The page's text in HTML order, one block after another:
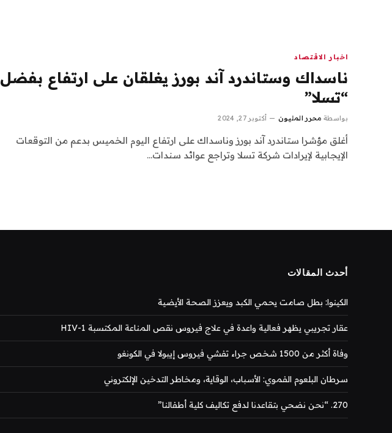
اخبار الاقتصاد
ناسداك وستاندرد آند بورز يغلقان على ارتفاع بفضل
“تسلا”
بواسطة محرر المليون أكتوبر 27, 2024
أغلق مؤشرا ستاندرد آند بورز وناسداك على ارتفاع اليوم الخميس بدعم من التوقعات
الإيجابية لإيرادات شركة تسلا وتراجع عوائد سندات…
أحدث المقالات
الكينوا: بطل صامت يحمي الكبد ويعزز الصحة الأيضية
عقار تجريبي يظهر فعالية واعدة في علاج فيروس نقص المناعة المكتسبة HIV-1
وفاة أكثر من 1500 شخص جراء تفشي فيروس إيبولا في الكونغو
سرطان البلعوم الفموي: الأسباب، الوقاية، ومخاطر التدخين الإلكتروني
270. “نحن نضحي بتقاعدنا لدفع تكاليف كلية أطفالنا”